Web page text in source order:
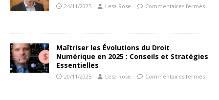
24/11/2025 Lesa Rose Commentaires fermés
Maîtriser les Évolutions du Droit
Numérique en 2025 : Conseils et Stratégies
Essentielles
20/11/2025 Lesa Rose Commentaires fermés